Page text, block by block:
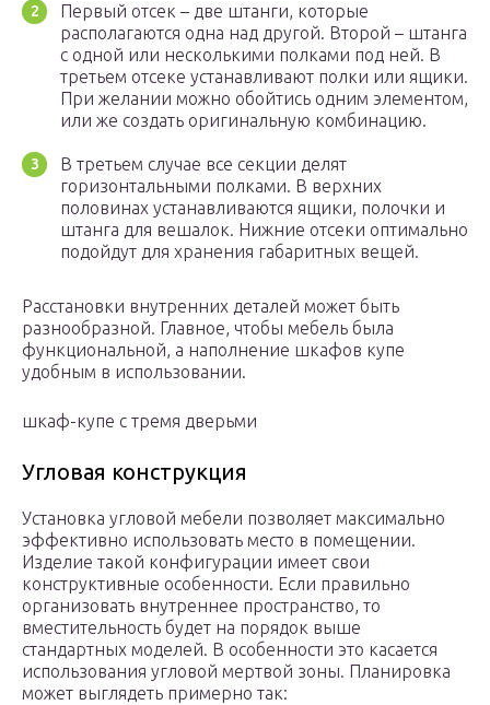
Первый отсек – две штанги, которые
располагаются одна над другой. Второй – штанга
с одной или несколькими полками под ней. В
третьем отсеке устанавливают полки или ящики.
При желании можно обойтись одним элементом,
или же создать оригинальную комбинацию.
В третьем случае все секции делят
горизонтальными полками. В верхних
половинах устанавливаются ящики, полочки и
штанга для вешалок. Нижние отсеки оптимально
подойдут для хранения габаритных вещей.
Расстановки внутренних деталей может быть
разнообразной. Главное, чтобы мебель была
функциональной, а наполнение шкафов купе
удобным в использовании.
шкаф-купе с тремя дверьми
Угловая конструкция
Установка угловой мебели позволяет максимально
эффективно использовать место в помещении.
Изделие такой конфигурации имеет свои
конструктивные особенности. Если правильно
организовать внутреннее пространство, то
вместительность будет на порядок выше
стандартных моделей. В особенности это касается
использования угловой мертвой зоны. Планировка
может выглядеть примерно так: